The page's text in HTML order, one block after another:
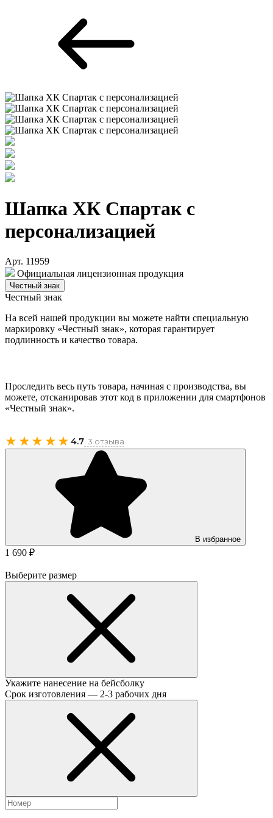
Шапка ХК Спартак с
персонализацией
Арт. 11959
Официальная лицензионная продукция
Честный знак
Честный знак
На всей нашей продукции вы можете найти специальную
маркировку «Честный знак», которая гарантирует
подлинность и качество товара.
Проследить весь путь товара, начиная с производства, вы
можете, отсканировав этот код в приложении для смартфонов
«Честный знак».
★★★★★ 4.7· 3 отзыва
В избранное
1 690 ₽
Выберите размер
Укажите нанесение на бейсболку
Срок изготовления — 2-3 рабочих дня